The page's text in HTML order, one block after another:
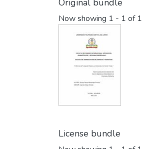
Original bundle
Now showing 1 - 1 of 1
License bundle